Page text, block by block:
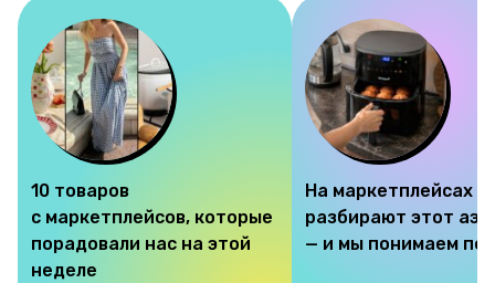
10 товаров
с маркетплейсов, которые
порадовали нас на этой
неделе
На маркетплейсах
разбирают этот
— и мы понимаем